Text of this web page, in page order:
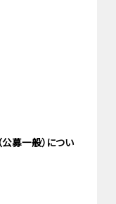
募一般）につい